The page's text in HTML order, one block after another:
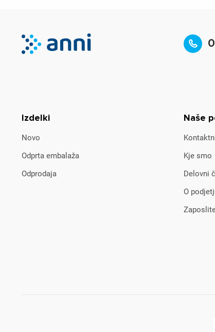
Izdelki
Novo
Odprta embalaža
Odprodaja
Naše
Kje smo
Delovni
O